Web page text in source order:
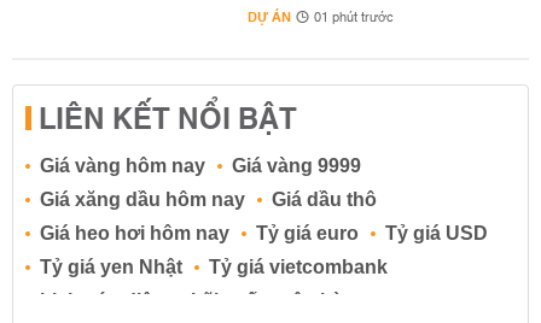
DỰ ÁN 01 phút trước
LIÊN KẾT NỔI BẬT
Giá vàng hôm nay
Giá vàng 9999
Giá xăng dầu hôm nay
Giá dầu thô
Giá heo hơi hôm nay
Tỷ giá euro
Tỷ giá USD
Tỷ giá yen Nhật
Tỷ giá vietcombank
Lịch cúp điện
Lãi suất ngân hàng